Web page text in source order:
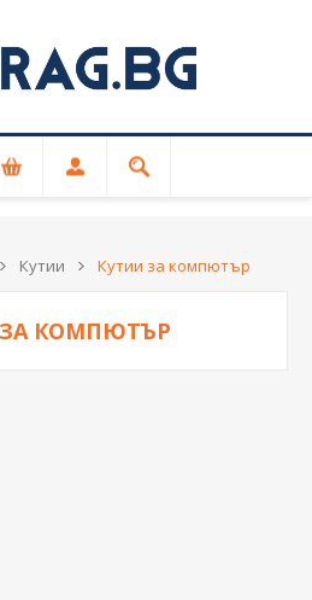
Кутии Кутии за компютър
КОМПЮТЪР